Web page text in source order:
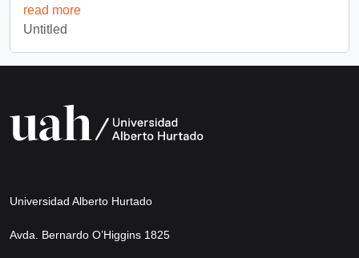
read more
Untitled
Universidad Alberto Hurtado
Avda. Bernardo O’Higgins 1825